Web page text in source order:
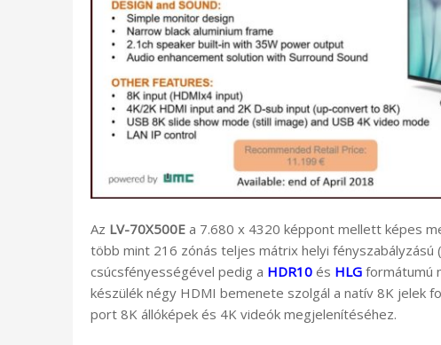
Az LV-70X500E a 7.680 x 4320 képpont mellett képes
több mint 216 zónás teljes mátrix helyi fényszabályzású
csúcsfényességével pedig a HDR10 és HLG formátumú
készülék négy HDMI bemenete szolgál a natív 8K jelek
port 8K állóképek és 4K videók megjelenítéséhez.